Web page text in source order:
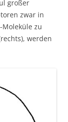
großer
zwar in
Moleküle zu
werden